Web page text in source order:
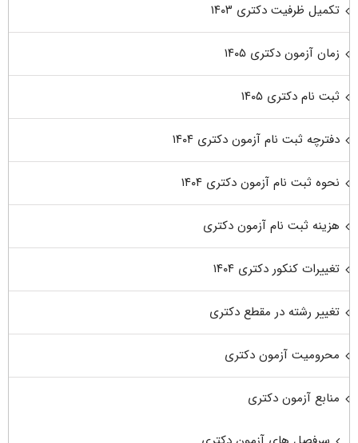
تکمیل ظرفیت دکتری ۱۴۰۳
زمان آزمون دکتری ۱۴۰۵
ثبت نام دکتری ۱۴۰۵
دفترچه ثبت نام آزمون دکتری ۱۴۰۴
نحوه ثبت نام آزمون دکتری ۱۴۰۴
هزینه ثبت نام آزمون دکتری
تغییرات کنکور دکتری ۱۴۰۴
تغییر رشته در مقطع دکتری
محرومیت آزمون دکتری
منابع آزمون دکتری